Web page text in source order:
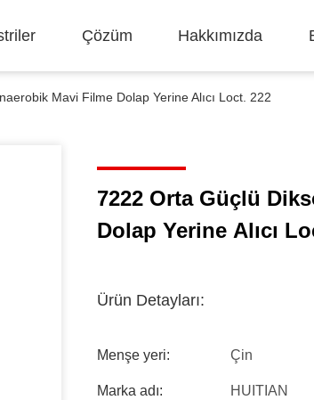
Çözüm Hakkımızda
Mavi Filme Dolap Yerine Alıcı Loct. 222
7222 Orta Güçlü
Dolap Yerine Alıcı
Ürün Detayları:
Menşe yeri: Çin
Marka adı: HUITIAN